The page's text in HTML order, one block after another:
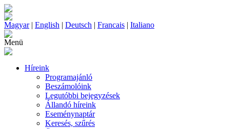
Magyar| English | Deutsch | Francais | Italiano
Menü
Híreink
Programajánló
Beszámolóink
Legutóbbi bejegyzések
Állandó híreink
Eseménynaptár
Keresés, szűrés